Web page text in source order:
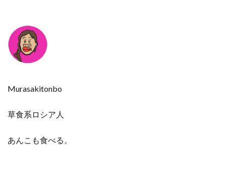
Murasakitonbo
草食系ロシア人
あんこも食べる。